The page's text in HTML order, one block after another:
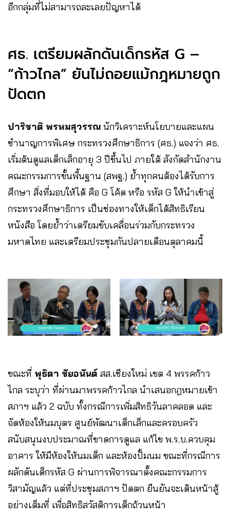
อีกกลุ่มที่ไม่สามารถละเลยปัญหาได้
ศธ. เตรียมผลักดันเด็กรหัส G –
“ก้าวไกล” ยันไม่ถอยแม้กฎหมายถูก
ปัดตก
ปาริชาติ พรหมสุวรรณ นักวิเคราะห์นโยบายและแผน
ชำนาญการพิเศษ กระทรวงศึกษาธิการ (ศธ.) แจงว่า ศธ.
เริ่มต้นดูแลเด็กเล็กอายุ 3 ปีขึ้นไป ภายใต้ สังกัดสำนักงาน
คณะกรรมการขั้นพื้นฐาน (สพฐ.) ย้ำทุกคนต้องได้รับการ
ศึกษา สิ่งที่มอบให้ได้ คือ G โค้ด หรือ รหัส G ให้นำเข้าสู่
กระทรวงศึกษาธิการ เป็นช่องทางให้เด็กได้สิทธิเรียน
หนังสือ โดยย้ำว่าเตรียมขับเคลื่อนร่วมกับกระทรวง
มหาดไทย และเตรียมประชุมกันปลายเดือนตุลาคมนี้
ขณะที่ พุธิตา ชัยอนันต์ สส.เชียงใหม่ เขต 4 พรรคก้าว
ไกล ระบุว่า ที่ผ่านมาพรรคก้าวไกล นำเสนอกฎหมายเข้า
สภาฯ แล้ว 2 ฉบับ ทั้งกรณีการเพิ่มสิทธิวันลาคลอด และ
จัดห้องให้นมบุตร ศูนย์พัฒนาเด็กเล็กและครอบครัว
สนับสนุนงบประมาณที่ขาดการดูแล แก้ไข พ.ร.บ.ควบคุม
อาคาร ให้มีห้องให้นมเด็ก และห้องปั้มนม ขณะที่กรณีการ
ผลักดันเด็กรหัส G ผ่านการพิจารณาตั้งคณะกรรมการ
วิสามัญแล้ว แต่ที่ประชุมสภาฯ ปัดตก ยืนยันจะเดินหน้าสู้
อย่างเต็มที่ เพื่อสิทธิสวัสดิการเด็กถ้วนหน้า